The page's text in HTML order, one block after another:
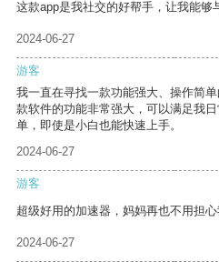
这款app是我社交的好帮手，让我能够
2024-06-27
游客
我一直在寻找一款功能强大、操作简
款软件的功能非常强大，可以满足我
单，即使是小白也能快速上手。
2024-06-27
游客
超级好用的加速器，妈妈再也不用担心
2024-06-27